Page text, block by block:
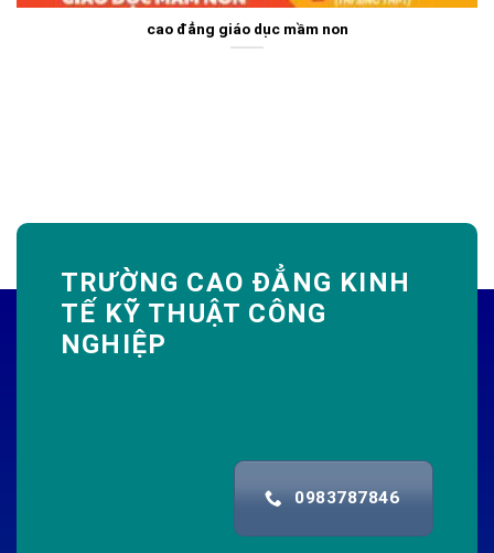
cao đẳng giáo dục mầm non
TRƯỜNG CAO ĐẲNG KINH
TẾ KỸ THUẬT CÔNG
NGHIỆP
0983787846